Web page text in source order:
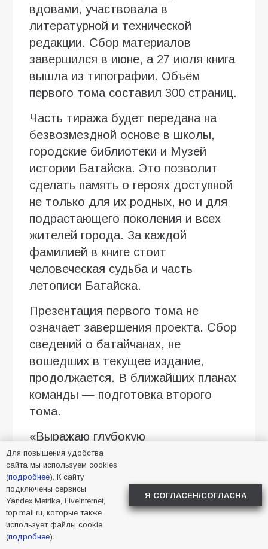
вдовами, участвовала в
литературной и технической
редакции. Сбор материалов
завершился в июне, а 27 июля книга
вышла из типографии. Объём
первого тома составил 300 страниц.
Часть тиража будет передана на
безвозмездной основе в школы,
городские библиотеки и Музей
истории Батайска. Это позволит
сделать память о героях доступной
не только для их родных, но и для
подрастающего поколения и всех
жителей города. За каждой
фамилией в книге стоит
человеческая судьба и часть
летописи Батайска.
Презентация первого тома не
означает завершения проекта. Сбор
сведений о батайчанах, не
вошедших в текущее издание,
продолжается. В ближайших планах
команды — подготовка второго
тома.
«Выражаю глубокую
признательность Вере Анатольевне
Григорьевой, Юлии Владимировне
Фрибус, всем матерям, вдовам и
родственникам, нашедшим в себе
силы поделиться самым
сокровенным. Благодарю городские
Для повышения удобства
сайта мы используем cookies
(подробнее). К сайту
подключены сервисы
Yandex.Metrika, LiveInternet,
top.mail.ru, которые также
использует файлы cookie
(подробнее).
Я СОГЛАСЕН/СОГЛАСНА